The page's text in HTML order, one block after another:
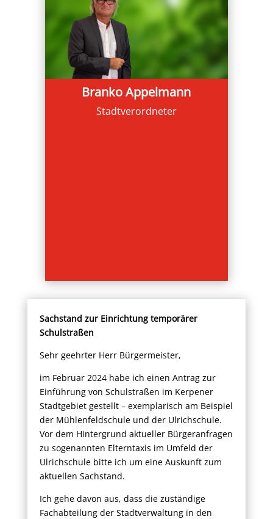
Branko Appelmann
Stadtverordneter
Sachstand zur Einrichtung temporärer
Schulstraßen
Sehr geehrter Herr Bürgermeister,
im Februar 2024 habe ich einen Antrag zur
Einführung von Schulstraßen im Kerpener
Stadtgebiet gestellt – exemplarisch am Beispiel
der Mühlenfeldschule und der Ulrichschule.
Vor dem Hintergrund aktueller Bürgeranfragen
zu sogenannten Elterntaxis im Umfeld der
Ulrichschule bitte ich um eine Auskunft zum
aktuellen Sachstand.
Ich gehe davon aus, dass die zuständige
Fachabteilung der Stadtverwaltung in den